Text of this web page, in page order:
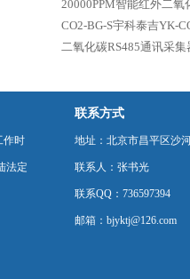
20000PPM智能红外二氧
CO2-BG-S宇科泰吉YK-
二氧化碳RS485通讯采集
作时
法定
联系方式
地址：北京市昌平区沙
联系人：张书光
联系QQ：736597394
邮箱：bjyktj@126.com